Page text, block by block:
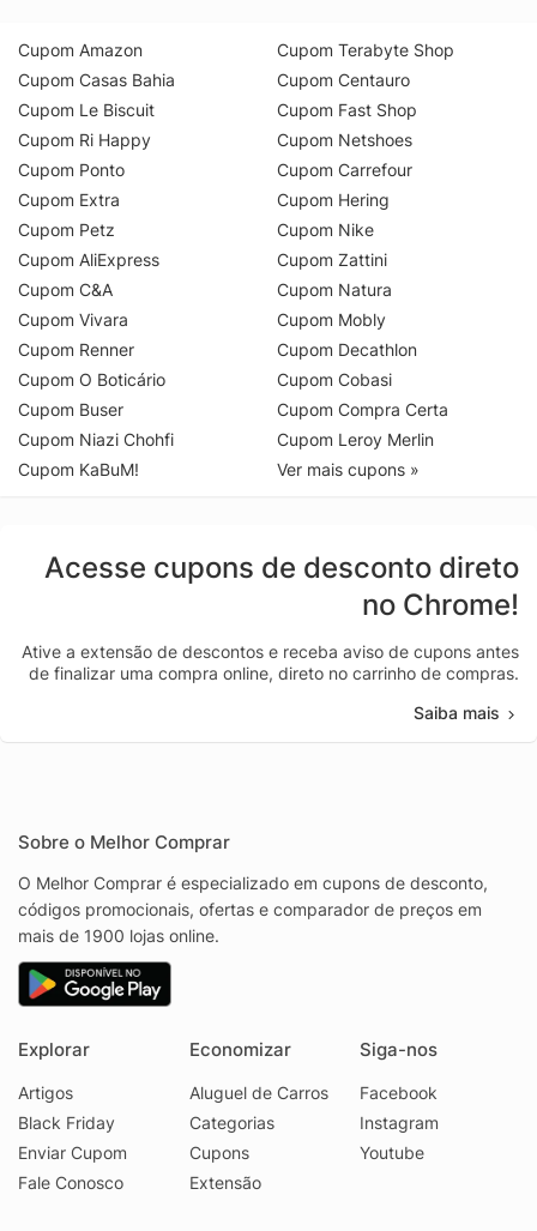
Cupom Amazon
Cupom Casas Bahia
Cupom Le Biscuit
Cupom Ri Happy
Cupom Ponto
Cupom Extra
Cupom Petz
Cupom AliExpress
Cupom C&A
Cupom Vivara
Cupom Renner
Cupom O Boticário
Cupom Buser
Cupom Niazi Chohfi
Cupom KaBuM!
Cupom Terabyte Shop
Cupom Centauro
Cupom Fast Shop
Cupom Netshoes
Cupom Carrefour
Cupom Hering
Cupom Nike
Cupom Zattini
Cupom Natura
Cupom Mobly
Cupom Decathlon
Cupom Cobasi
Cupom Compra Certa
Cupom Leroy Merlin
Ver mais cupons »
Acesse cupons de desconto direto
no Chrome!
Ative a extensão de descontos e receba aviso de cupons antes
de finalizar uma compra online, direto no carrinho de compras.
Saiba mais
Sobre o Melhor Comprar
O Melhor Comprar é especializado em cupons de desconto,
códigos promocionais, ofertas e comparador de preços em
mais de 1900 lojas online.
Explorar
Artigos
Black Friday
Enviar Cupom
Fale Conosco
Economizar
Aluguel de Carros
Categorias
Cupons
Extensão
Siga-nos
Facebook
Instagram
Youtube